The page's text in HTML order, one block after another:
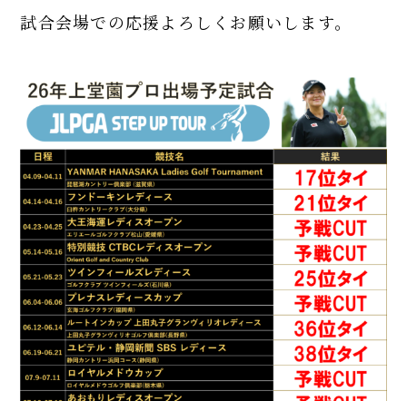
試合会場での応援よろしくお願いします。